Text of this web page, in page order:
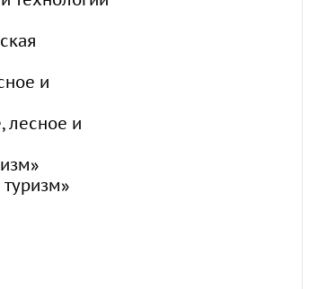
и
лесное и